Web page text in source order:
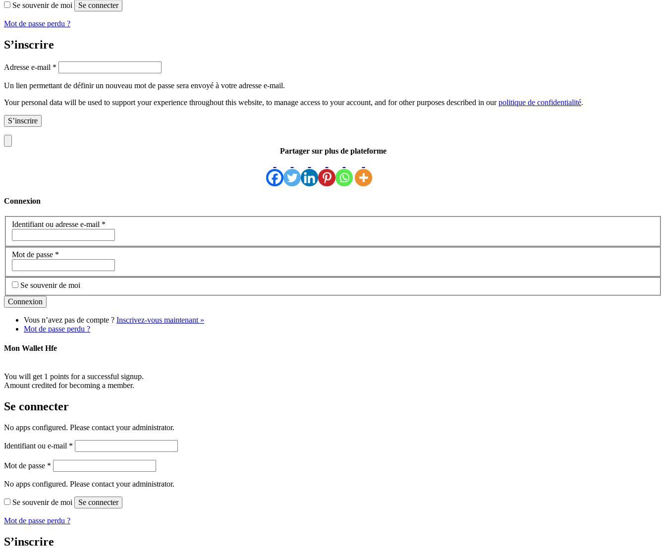
Se souvenir de moi Se connecter
Mot de passe perdu ?
S’inscrire
Adresse e-mail *
Un lien permettant de définir un nouveau mot de passe sera envoyé à votre adresse e-mail.
Your personal data will be used to support your experience throughout this website, to manage access to your account, and for other purposes described in ourpolitique de confidentialité.
S’inscrire
Partager sur plus de plateforme
Connexion
Identifiant ou adresse e-mail *
Mot de passe *
Se souvenir de moi
Vous n’avez pas de compte ? Inscrivez-vous maintenant »
Mot de passe perdu ?
Mon Wallet Hfe
You will get 1 points for a successful signup.
Amount credited for becoming a member.
Se connecter
No apps configured. Please contact your administrator.
Identifiant ou e-mail *
Mot de passe *
No apps configured. Please contact your administrator.
Se souvenir de moi Se connecter
Mot de passe perdu ?
S’inscrire